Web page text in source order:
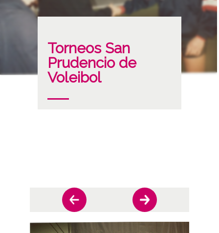
Torneos San
Prudencio de
Voleibol